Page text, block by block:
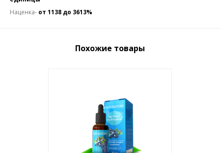
Наценка- от 1138 до 3613%
Похожие товары